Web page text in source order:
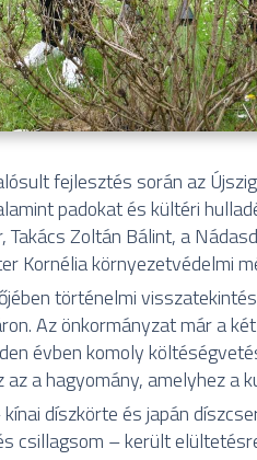
fejlesztés során az
padokat és kültéri
Zoltán Bálint, a
Kornélia környezetvédelmi
történelmi
Az önkormányzat már a
évben komoly
a hagyomány, amelyhez a
díszkörte és japán
csillagsom – került